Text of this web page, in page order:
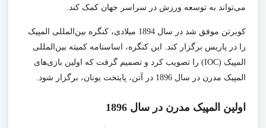
می‌تواند به توسعه ورزش در سراسر جهان کمک کند.
کوبرتن موفق شد در سال 1894 میلادی، کنگره بین‌المللی المپیک
را در پاریس برگزار کند. این کنگره، اساسنامه کمیته بین‌المللی
المپیک (IOC) را تصویب کرد و تصمیم گرفت که اولین بازی‌های
المپیک مدرن در سال 1896 در آتن، پایتخت یونان، برگزار شود.
اولین المپیک مدرن در سال 1896